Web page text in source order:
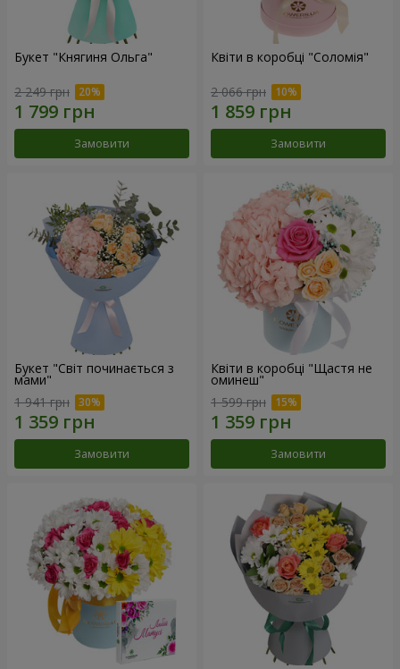
Букет "Княгиня Ольга"
2 249 грн
Замовити
Квіти в коробці "Соломія"
2 066 грн
Замовити
Букет "Світ починається з
мами"
1 941 грн
Замовити
Квіти в коробці "Щастя не
оминеш"
1 599 грн
Замовити